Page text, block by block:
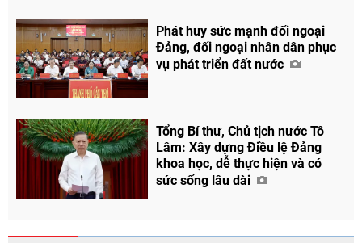
Chia sẻ
Facebook
Phát huy sức mạnh đối ngoại
Đảng, đối ngoại nhân dân phục
vụ phát triển đất nước
Tổng Bí thư, Chủ tịch nước Tô
Lâm: Xây dựng Điều lệ Đảng
khoa học, dễ thực hiện và có
sức sống lâu dài